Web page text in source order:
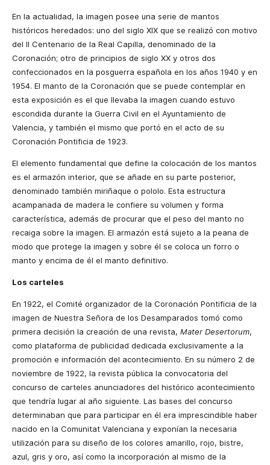
En la actualidad, la imagen posee una serie de mantos
históricos heredados: uno del siglo XIX que se realizó con motivo
del II Centenario de la Real Capilla, denominado de la
Coronación; otro de principios de siglo XX y otros dos
confeccionados en la posguerra española en los años 1940 y en
1954. El manto de la Coronación que se puede contemplar en
esta exposición es el que llevaba la imagen cuando estuvo
escondida durante la Guerra Civil en el Ayuntamiento de
Valencia, y también el mismo que portó en el acto de su
Coronación Pontificia de 1923.
El elemento fundamental que define la colocación de los mantos
es el armazón interior, que se añade en su parte posterior,
denominado también miriñaque o pololo. Esta estructura
acampanada de madera le confiere su volumen y forma
característica, además de procurar que el peso del manto no
recaiga sobre la imagen. El armazón está sujeto a la peana de
modo que protege la imagen y sobre él se coloca un forro o
manto y encima de él el manto definitivo.
Los carteles
En 1922, el Comité organizador de la Coronación Pontificia de la
imagen de Nuestra Señora de los Desamparados tomó como
primera decisión la creación de una revista, Mater Desertorum,
como plataforma de publicidad dedicada exclusivamente a la
promoción e información del acontecimiento. En su número 2 de
noviembre de 1922, la revista pública la convocatoria del
concurso de carteles anunciadores del histórico acontecimiento
que tendría lugar al año siguiente. Las bases del concurso
determinaban que para participar en él era imprescindible haber
nacido en la Comunitat Valenciana y exponían la necesaria
utilización para su diseño de los colores amarillo, rojo, bistre,
azul, gris y oro, así como la incorporación al mismo de la